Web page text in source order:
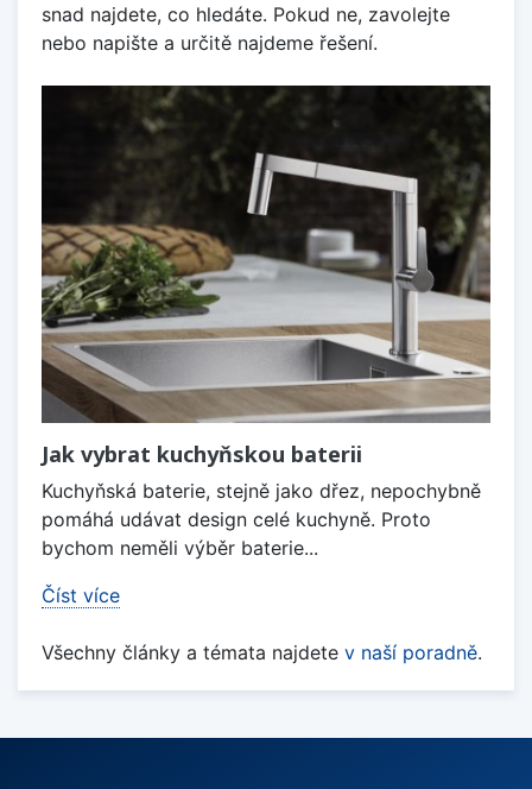
snad najdete, co hledáte. Pokud ne, zavolejte
nebo napište a určitě najdeme řešení.
Jak vybrat kuchyňskou baterii
Kuchyňská baterie, stejně jako dřez, nepochybně
pomáhá udávat design celé kuchyně. Proto
bychom neměli výběr baterie...
Číst více
Všechny články a témata najdete v naší poradně.